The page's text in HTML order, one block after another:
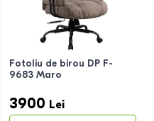
Fotoliu de birou DP F-
9683 Maro
3900 Lei